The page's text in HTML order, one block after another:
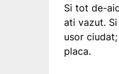
Si tot de-
ati vazut.
usor
placa.